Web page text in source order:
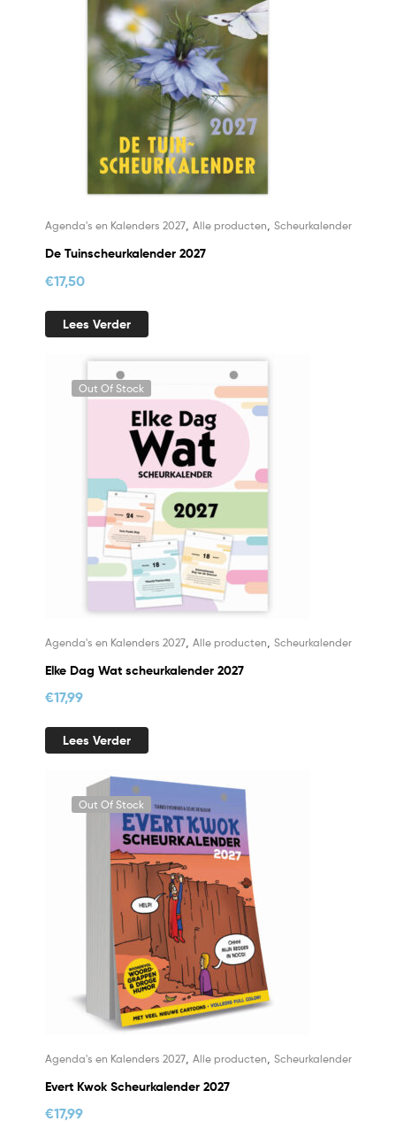
Agenda's en Kalenders 2027, Alle producten, Scheurkalender
De Tuinscheurkalender 2027
€17,50
Lees Verder
Out Of Stock
Agenda's en Kalenders 2027, Alle producten Scheurkalender
Elke Dag Wat scheurkalender 2027
€17,99
Lees Verder
Out Of Stock
Agenda's en Kalenders 2027, Alle producten Scheurkalender
Evert Kwok Scheurkalender 2027
€17,99